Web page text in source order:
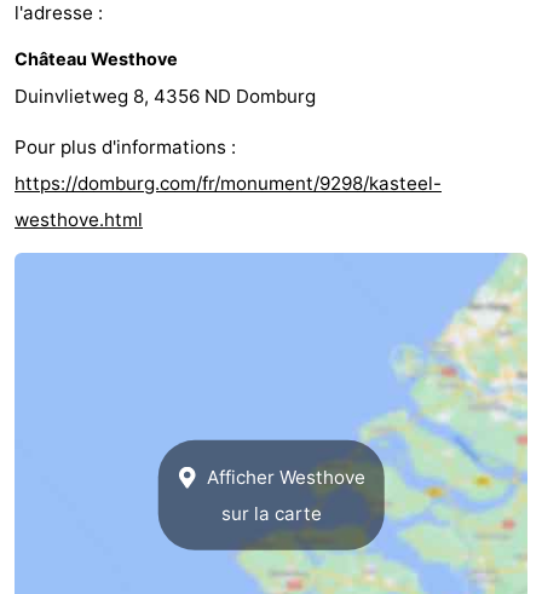
l'adresse :
Château Westhove
Duinvlietweg 8, 4356 ND Domburg
Pour plus d'informations :
https://domburg.com/fr/monument/9298/kasteel-
westhove.html
Afficher Westhove
sur la carte